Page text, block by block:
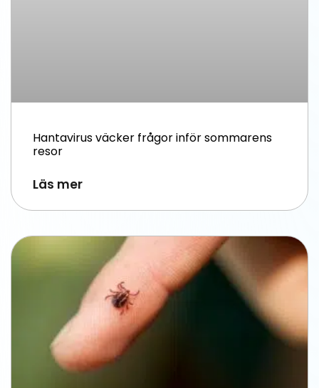
Hantavirus väcker frågor inför sommarens
resor
Läs mer